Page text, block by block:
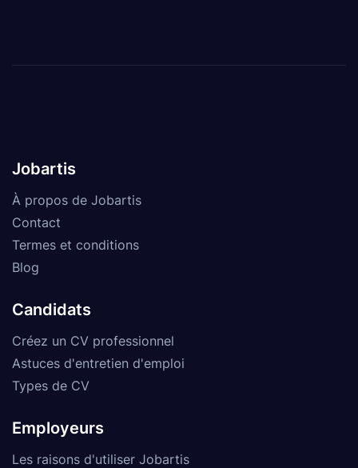
Jobartis
À propos de Jobartis
Contact
Termes et conditions
Blog
Candidats
Créez un CV professionnel
Astuces d'entretien d'emploi
Types de CV
Employeurs
Les raisons d'utiliser Jobartis